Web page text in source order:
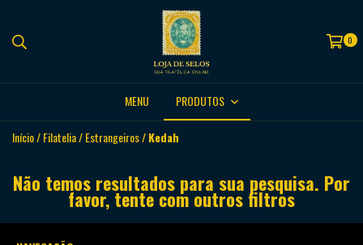
0
MENU PRODUTOS
Início/Filatelia/Estrangeiros/Kedah
Não temos resultados para sua pesquisa. Por
favor, tente com outros filtros